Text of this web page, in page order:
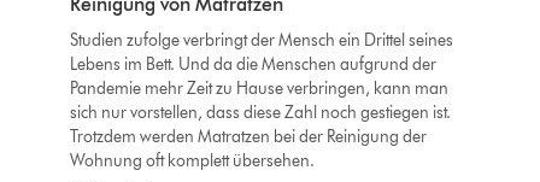
Studien zufolge verbringt der Mensch ein Drittel seines
Lebens im Bett. Und da die Menschen aufgrund der
Pandemie mehr Zeit zu Hause verbringen, kann man
sich nur vorstellen, dass diese Zahl noch gestiegen ist.
Trotzdem werden Matratzen bei der Reinigung der
Wohnung oft komplett übersehen.